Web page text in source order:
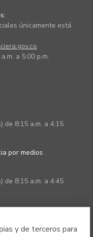
y de terceros para
únicamente está
a 5:00 p.m.
de 8:15 a.m. a 4:15
por medios
de 8:15 a.m. a 4:45